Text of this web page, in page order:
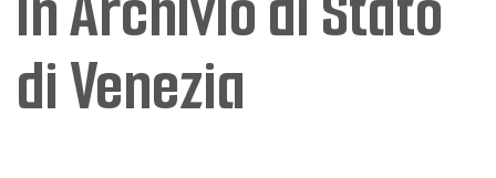
di Venezia